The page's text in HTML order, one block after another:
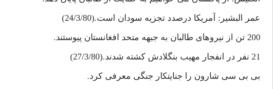
عمر البشير: آمريكا درصدد تجزيه سودان است.(24/3/80)
200 تن از نيروهاى طالبان به جبهه متحد افغانستان پيوستند.
21 نفر در انفجار مهيب بنگلادش كشته شدند.(27/3/80)
بى بى سى شارون را جنايتكار جنگى معرفى كرد.